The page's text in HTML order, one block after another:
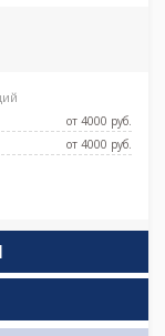
от 4000 pуб.
от 4000 pуб.